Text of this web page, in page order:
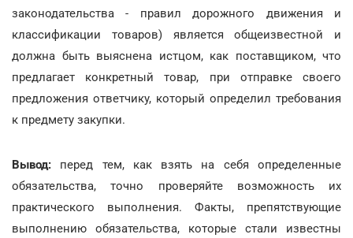
законодательства - правил дорожного движения и
классификации товаров) является общеизвестной и
должна быть выяснена истцом, как поставщиком, что
предлагает конкретный товар, при отправке своего
предложения ответчику, который определил требования
к предмету закупки.
Вывод: перед тем, как взять на себя определенные
обязательства, точно проверяйте возможность их
практического выполнения. Факты, препятствующие
выполнению обязательства, которые стали известны